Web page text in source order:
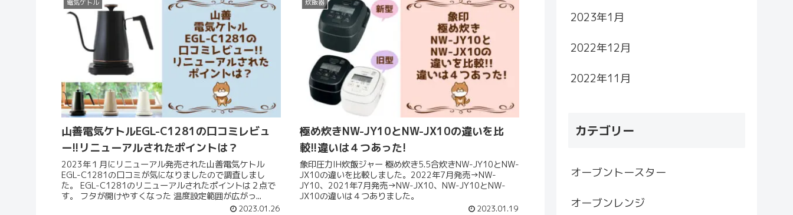
電気ケトル
山善電気ケトルEGL-C1281の口コミレビュ
ー!!リニューアルされたポイントは？
2023年１月にリニューアル発売された山善電気ケトル
EGL-C1281の口コミが気になりましたので調査しまし
た。 EGL-C1281のリニューアルされたポイントは２点で
す。 フタが開けやすくなった 温度設定範囲が広がっ...
2023.01.26
炊飯器
極め炊きNW-JY10とNW-JX10の違いを比
較!!違いは４つあった!
象印圧力IH炊飯ジャー 極め炊き5.5合炊きNW-JY10とNW-
JX10の違いを比較しました。2022年7月発売→NW-
JY10、2021年7月発売→NW-JX10、NW-JY10とNW-
JX10の違いは４つありました。
2023.01.19
2023年1月
2022年12月
2022年11月
カテゴリー
オーブントースター
オーブンレンジ